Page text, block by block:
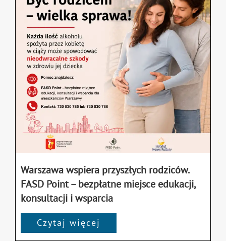
Warszawa wspiera przyszłych rodziców.
FASD Point – bezpłatne miejsce edukacji,
konsultacji i wsparcia
Czytaj więcej